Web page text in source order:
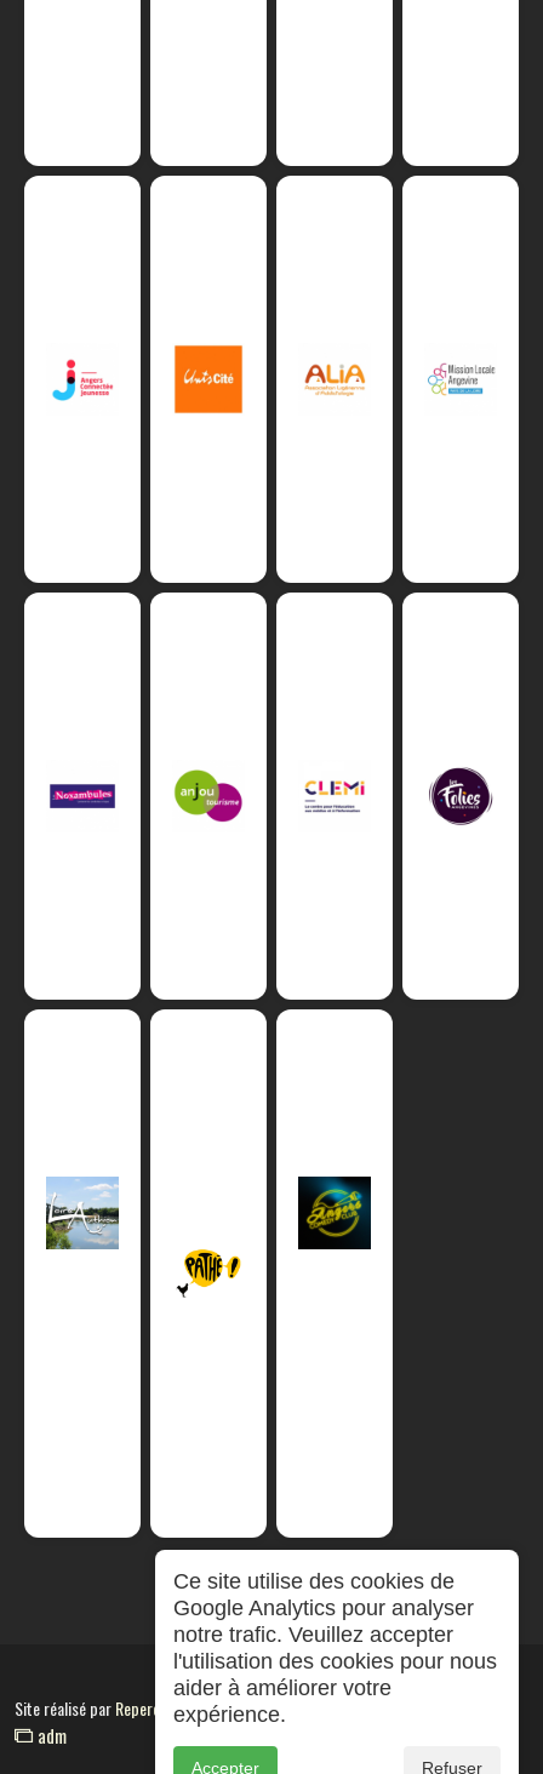
Site réalisé parRepereCom
adm
Ce site utilise des cookies de
Google Analytics pour analyser
notre trafic. Veuillez accepter
l'utilisation des cookies pour nous
aider à améliorer votre
expérience.
Accepter Refuser